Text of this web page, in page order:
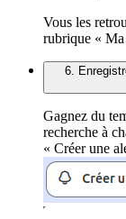
Vous les
rubrique «
6.
Gagnez du
recherche à
« Créer une